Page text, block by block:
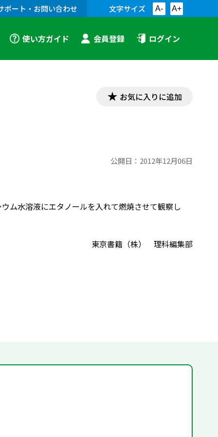
ポート・お問い合わせ 文字サイズ A- A+
使い方ガイド 会員登録 ログイン
お気に入りに追加
公開日： 2012年12月06日
ム水溶液にエタノールを入れて燃焼させて観察し
東京書籍（株） 理科編集部